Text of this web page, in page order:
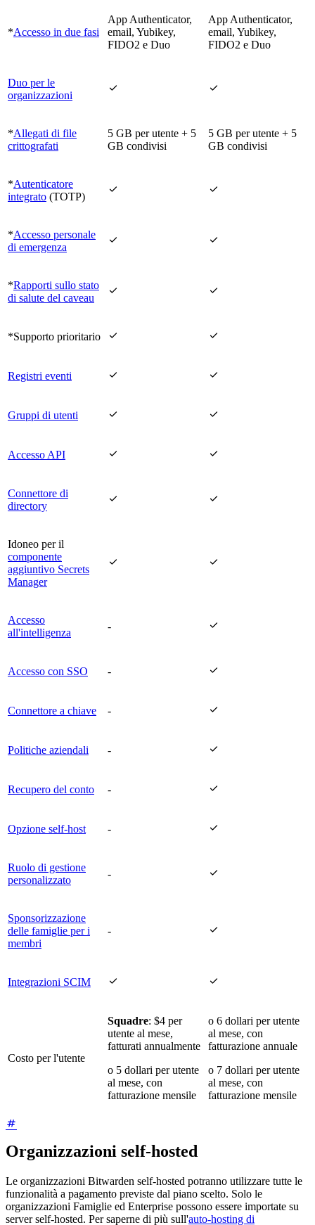
*Accesso in due fasi
App Authenticator,
email, Yubikey,
FIDO2 e Duo
App Authenticator,
email, Yubikey,
FIDO2 e Duo
Duo per le
organizzazioni
 
*Allegati di file
crittografati
5 GB per utente + 5
GB condivisi
5 GB per utente + 5
GB condivisi
*Autenticatore
integrato (TOTP)
 
*Accesso personale
di emergenza
 
*Rapporti sullo stato
di salute del caveau
 
*Supporto prioritario  
Registri eventi  
Gruppi di utenti  
Accesso API  
Connettore di
directory
 
Idoneo per il
componente
aggiuntivo Secrets
Manager
 
Accesso
all'intelligenza
- 
Accesso con SSO - 
Connettore a chiave - 
Politiche aziendali - 
Recupero del conto - 
Opzione self-host - 
Ruolo di gestione
personalizzato
- 
Sponsorizzazione
delle famiglie per i
membri
- 
Integrazioni SCIM  
Costo per l'utente
Squadre: $4 per
utente al mese,
fatturati annualmente
o 5 dollari per utente
al mese, con
fatturazione mensile
o 6 dollari per utente
al mese, con
fatturazione annuale
o 7 dollari per utente
al mese, con
fatturazione mensile
Organizzazioni self-hosted
Le organizzazioni Bitwarden self-hosted potranno utilizzare tutte le
funzionalità a pagamento previste dal piano scelto. Solo le
organizzazioni Famiglie ed Enterprise possono essere importate su
server self-hosted. Per saperne di più sull'auto-hosting di